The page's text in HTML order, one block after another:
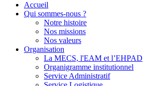
Accueil
Qui sommes-nous ?
Notre histoire
Nos missions
Nos valeurs
Organisation
La MECS, l'EAM et l’EHPAD
Organigramme institutionnel
Service Administratif